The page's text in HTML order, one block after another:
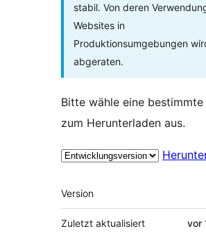
stabil. Von deren
Websites in
Produktionsumgebungen
abgeraten.
Bitte wähle eine bestimmte
zum Herunterladen aus.
Meta
Version
Zuletzt aktualisiert vor